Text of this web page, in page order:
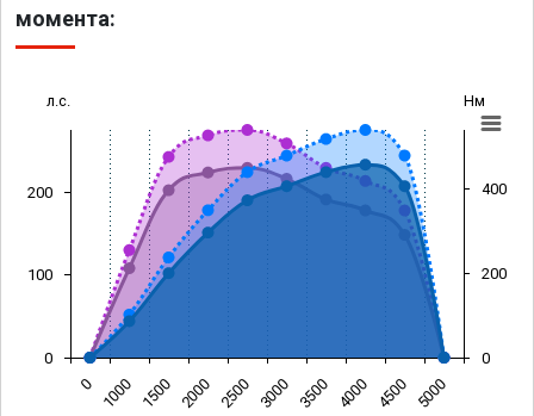
момента:
л.с. Нм
0 1000 1500 2000 2500 3000 3500 4000 4500 5000
0
100
200
0
200
400